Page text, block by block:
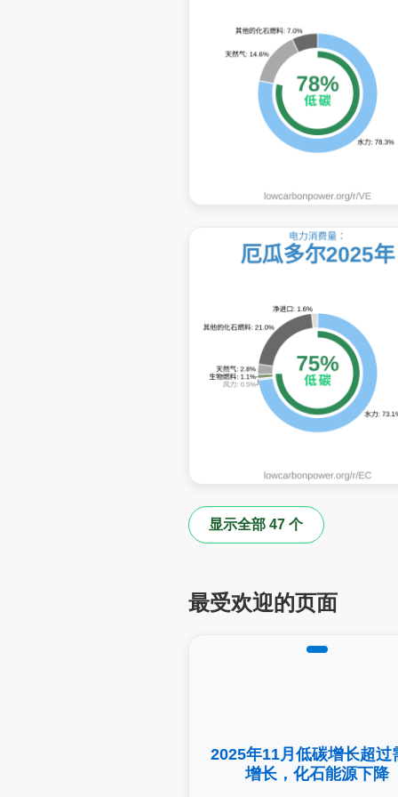
显示全部 47 个
最受欢迎的页面
2025年11月低碳增长超过
增长，化石能源下降